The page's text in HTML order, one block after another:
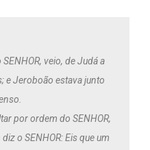
veio, de Judá a
e Jeroboão estava junto
por ordem do SENHOR,
o SENHOR: Eis que um